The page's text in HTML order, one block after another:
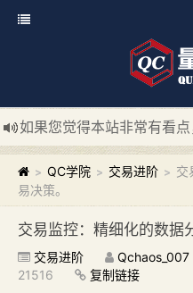
> QC学院 > 交易进阶 > 交
易决策。
交易监控：精细化的数据
交易进阶 Qchaos_007
21516
复制链接